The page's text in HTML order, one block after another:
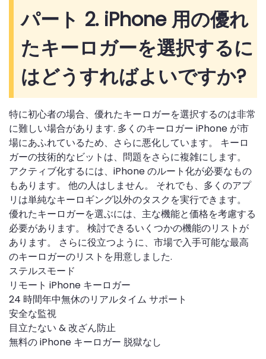
パート 2. iPhone 用の優れ
たキーロガーを選択するに
はどうすればよいですか?
特に初心者の場合、優れたキーロガーを選択するのは非常
に難しい場合があります. 多くのキーロガー iPhone が市
場にあふれているため、さらに悪化しています。 キーロ
ガーの技術的なビットは、問題をさらに複雑にします。
アクティブ化するには、iPhone のルート化が必要なもの
もあります。 他の人はしません。 それでも、多くのアプ
リは単純なキーロギング以外のタスクを実行できます。
優れたキーロガーを選ぶには、主な機能と価格を考慮する
必要があります。 検討できるいくつかの機能のリストが
あります。 さらに役立つように、市場で入手可能な最高
のキーロガーのリストを用意しました.
ステルスモード
リモート iPhone キーロガー
24 時間年中無休のリアルタイム サポート
安全な監視
目立たない & 改ざん防止
無料の iPhone キーロガー 脱獄なし